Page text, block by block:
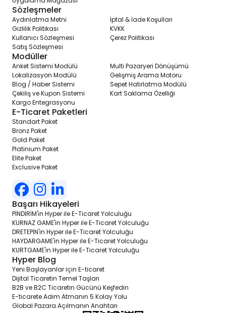
Sözleşmeler
Aydınlatma Metni
Gizlilik Politikası
Kullanıcı Sözleşmesi
Satış Sözleşmesi
İptal & İade Koşulları
KVKK
Çerez Politikası
Modüller
Anket Sistemi Modülü
Lokalizasyon Modülü
Blog / Haber Sistemi
Çekiliş ve Kupon Sistemi
Kargo Entegrasyonu
Multi Pazaryeri Dönüşümü
Gelişmiş Arama Motoru
Sepet Hatırlatma Modülü
Kart Saklama Özelliği
E-Ticaret Paketleri
Standart Paket
Bronz Paket
Gold Paket
Platinium Paket
Elite Paket
Exclusive Paket
Başarı Hikayeleri
PİNDİRİM'in Hyper ile E-Ticaret Yolculuğu
KURNAZ GAME'in Hyper ile E-Ticaret Yolculuğu
DRETEPİN'in Hyper ile E-Ticaret Yolculuğu
HAYDARGAME'in Hyper ile E-Ticaret Yolculuğu
KURTGAME'in Hyper ile E-Ticaret Yolculuğu
Hyper Blog
Yeni Başlayanlar için E-ticaret
Dijital Ticaretin Temel Taşları
B2B ve B2C Ticaretin Gücünü Keşfedin
E-ticarete Adım Atmanın 5 Kolay Yolu
Global Pazara Açılmanın Anahtarı